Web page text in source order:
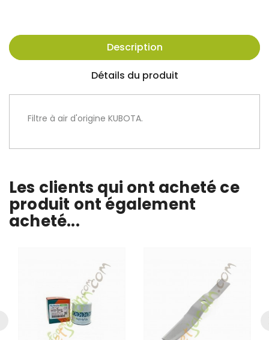
Description
Détails du produit
Filtre à air d'origine KUBOTA.
Les clients qui ont acheté ce
produit ont également
acheté...